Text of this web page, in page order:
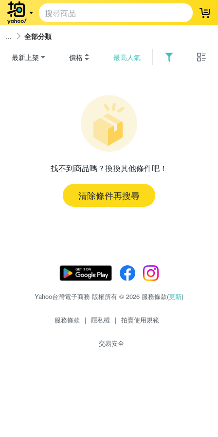
登
全部分類
最新上架 價格 最高人氣
找不到商品嗎？換換其他條件吧！
清除條件再搜尋
Yahoo台灣電子商務 版權所有 © 2026 服務條款(更新)
服務條款 | 隱私權 | 拍賣使用規範
交易安全